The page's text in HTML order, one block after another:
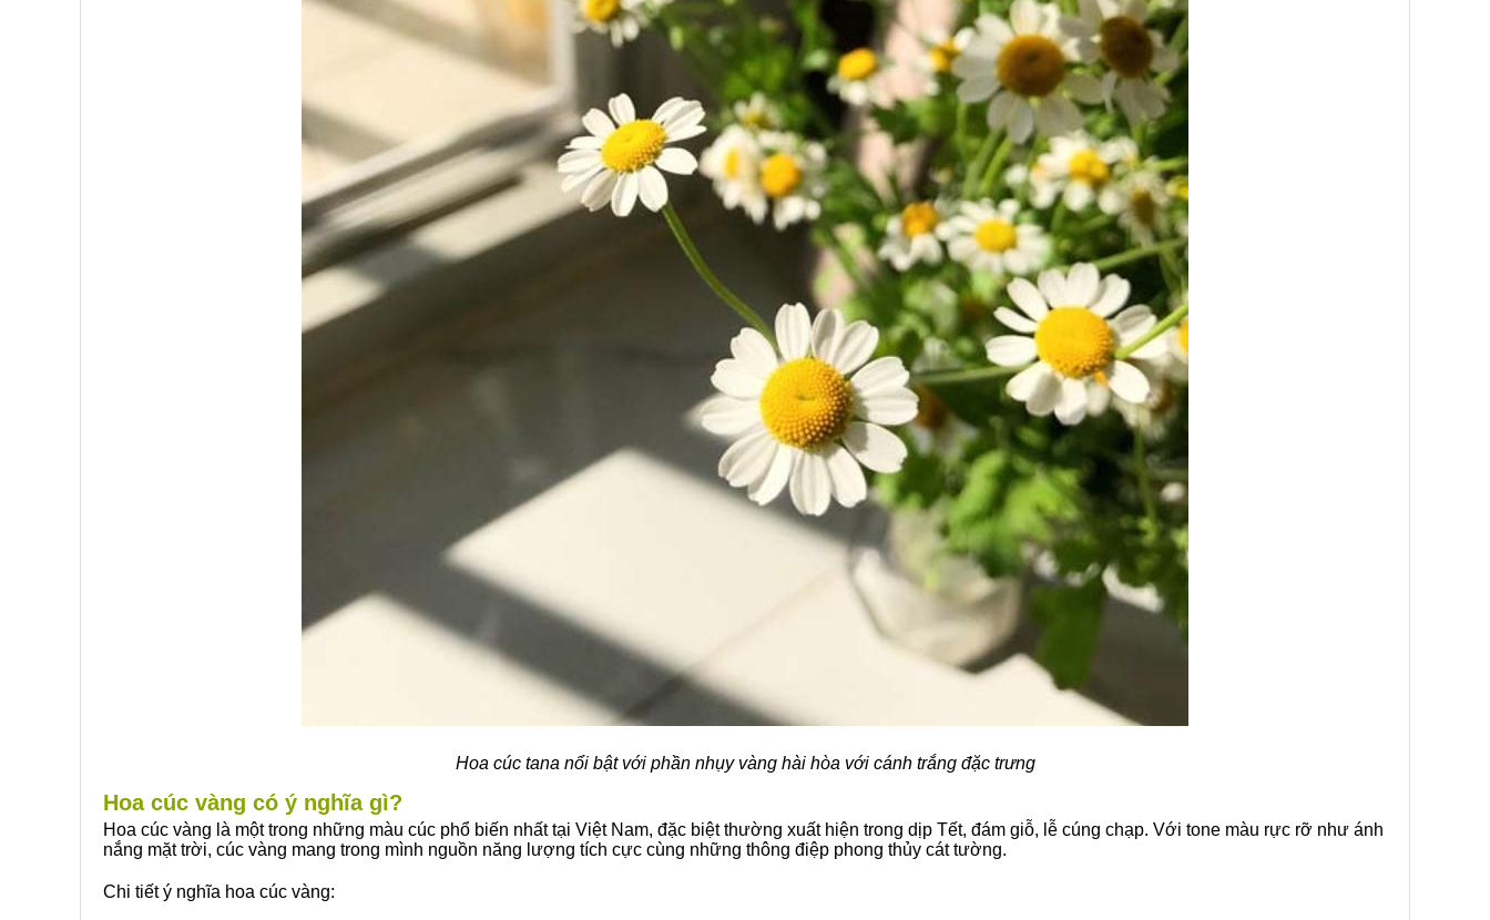
Hoa cúc tana nổi bật với phần nhụy vàng hài hòa với cánh trắng đặc trưng
Hoa cúc vàng có ý nghĩa gì?
Hoa cúc vàng là một trong những màu cúc phổ biến nhất tại Việt Nam, đặc biệt thường xuất hiện trong dịp Tết, đám giỗ, lễ cúng chạp. Với tone màu rực rỡ như ánh
nắng mặt trời, cúc vàng mang trong mình nguồn năng lượng tích cực cùng những thông điệp phong thủy cát tường.
Chi tiết ý nghĩa hoa cúc vàng: